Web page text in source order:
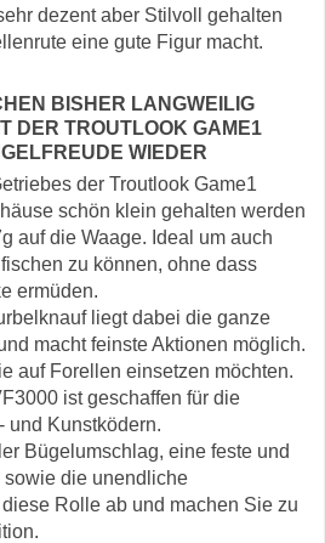
dezent aber Stilvoll gehalten
eine gute Figur macht.
BISHER LANGWEILIG
DER TROUTLOOK GAME1
WIEDER
der Troutlook Game1
schön klein gehalten werden
auf die Waage. Ideal um auch
zu können, ohne dass
ermüden.
liegt dabei die ganze
macht feinste Aktionen möglich.
auf Forellen einsetzen möchten.
ist geschaffen für die
und Kunstködern.
Bügelumschlag, eine feste und
die unendliche
Rolle ab und machen Sie zu